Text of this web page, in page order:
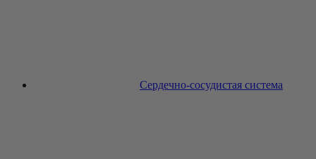
Сердечно-сосудистая система